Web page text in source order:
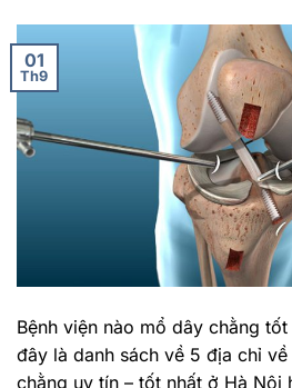
01
Th9
Bệnh viện nào mổ dây chằng
đây là danh sách về 5 địa chỉ
chằng uy tín – tốt nhất ở Hà Nội